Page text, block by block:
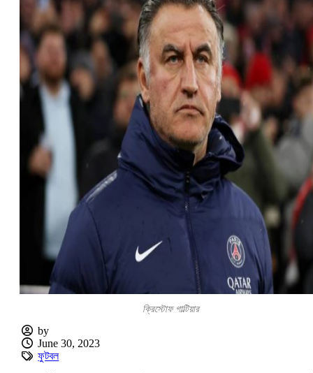
ক্রিস্টোফ গাল্টিয়ার
by
June 30, 2023
ফুটবল